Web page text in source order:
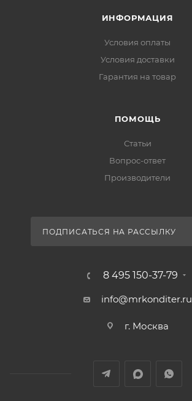
ИНФОРМАЦИЯ
Условия оплаты
Условия доставки
Гарантия на товар
ПОМОЩЬ
Статьи
Вопрос-ответ
Производители
ПОДПИСАТЬСЯ НА РАССЫЛКУ
8 495 150-37-79
info@mrkonditer.ru
г. Москва